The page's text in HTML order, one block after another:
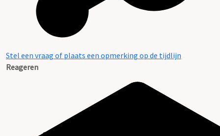
Stel een vraag of plaats een opmerking op de tijdlijn
Reageren